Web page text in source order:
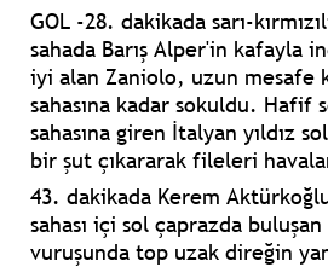
GOL -28. dakikada sarı-
sahada Barış Alper'in kafayla
iyi alan Zaniolo, uzun mesafe
sahasına kadar sokuldu. Hafif
sahasına giren İtalyan yıldız
bir şut çıkararak fileleri
43. dakikada Kerem
sahası içi sol çaprazda buluşan
vuruşunda top uzak direğin